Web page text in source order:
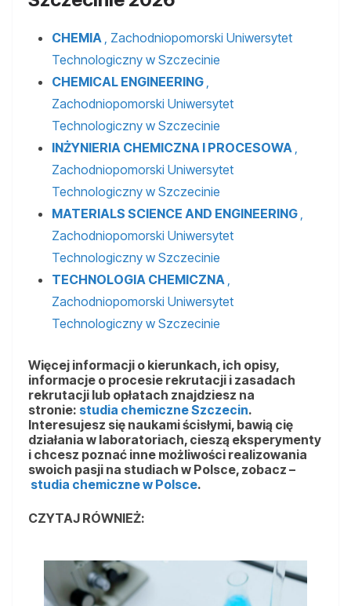
CHEMIA , Zachodniopomorski Uniwersytet
Technologiczny w Szczecinie
CHEMICAL ENGINEERING ,
Zachodniopomorski Uniwersytet
Technologiczny w Szczecinie
INŻYNIERIA CHEMICZNA I PROCESOWA ,
Zachodniopomorski Uniwersytet
Technologiczny w Szczecinie
MATERIALS SCIENCE AND ENGINEERING ,
Zachodniopomorski Uniwersytet
Technologiczny w Szczecinie
TECHNOLOGIA CHEMICZNA ,
Zachodniopomorski Uniwersytet
Technologiczny w Szczecinie
Więcej informacji o kierunkach, ich opisy,
informacje o procesie rekrutacji i zasadach
rekrutacji lub opłatach znajdziesz na
stronie: studia chemiczne Szczecin.
Interesujesz się naukami ścisłymi, bawią cię
działania w laboratoriach, cieszą eksperymenty
i chcesz poznać inne możliwości realizowania
swoich pasji na studiach w Polsce, zobacz –
studia chemiczne w Polsce.
CZYTAJ RÓWNIEŻ: